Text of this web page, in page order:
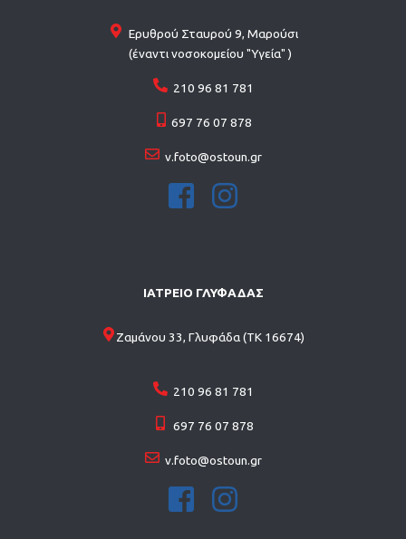
Ερυθρού Σταυρού 9, Μαρούσι
(έναντι νοσοκομείου "Υγεία" )
210 96 81 781
697 76 07 878
v.foto@ostoun.gr
ΙΑΤΡΕΙΟ ΓΛΥΦΑΔΑΣ
Ζαμάνου 33, Γλυφάδα (ΤΚ 16674)
210 96 81 781
697 76 07 878
v.foto@ostoun.gr